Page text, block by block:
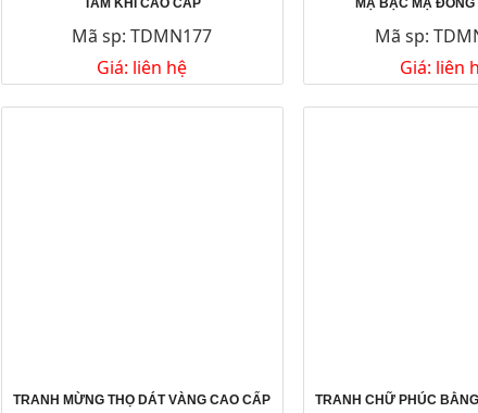
TAM KHÍ CAO CẤP
Mã sp: TDMN177
Giá: liên hệ
MẠ BẠC MẠ
Mã sp:
Giá: liên
TRANH MỪNG THỌ DÁT VÀNG CAO CẤP
TRANH CHỮ PHÚC